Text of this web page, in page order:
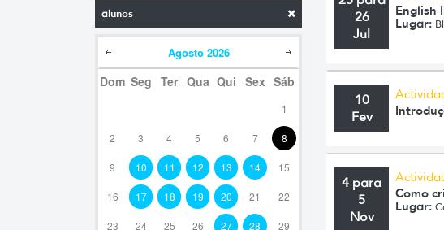
alunos
Agosto 2026
Dom Seg Ter Qua Qui Sex Sáb
1
2 3 4 5 6 7 8
9 10 11 12 13 14 15
16 17 18 19 20 21 22
23 24 25 26 27 28 29
26
Jul
English
Lugar:
10
Fev
4 para
5
Nov
Como
Lugar: